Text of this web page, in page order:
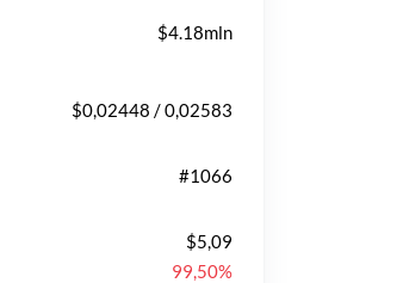
$4.18mln
$0,02448 / 0,02583
#1066
$5,09
99,50%